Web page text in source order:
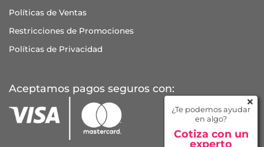
¿Te podemos ayudar
en algo?
Cotiza con un
experto
Políticas de Ventas
Restricciones de Promociones
Políticas de Privacidad
Aceptamos pagos seguros con: